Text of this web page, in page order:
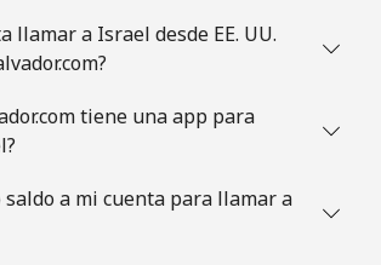
llamar a Israel desde EE. UU.
tiene una app para
saldo a mi cuenta para llamar a